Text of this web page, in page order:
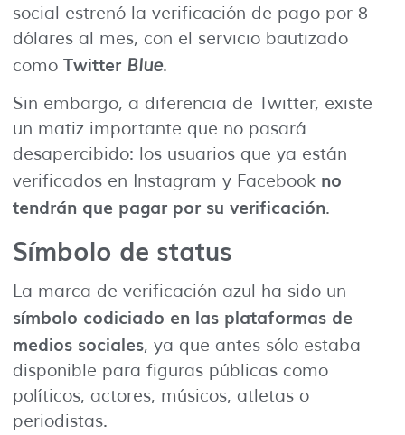
social estrenó la verificación de pago por 8
dólares al mes, con el servicio bautizado
como Twitter Blue.
Sin embargo, a diferencia de Twitter, existe
un matiz importante que no pasará
desapercibido: los usuarios que ya están
verificados en Instagram y Facebook no
tendrán que pagar por su verificación.
Símbolo de status
La marca de verificación azul ha sido un
símbolo codiciado en las plataformas de
medios sociales, ya que antes sólo estaba
disponible para figuras públicas como
políticos, actores, músicos, atletas o
periodistas.